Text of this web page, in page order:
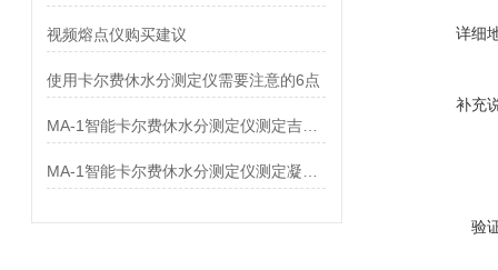
视频熔点仪购买建议
使用卡尔费休水分测定仪需要注意的6点
详细
补充
验